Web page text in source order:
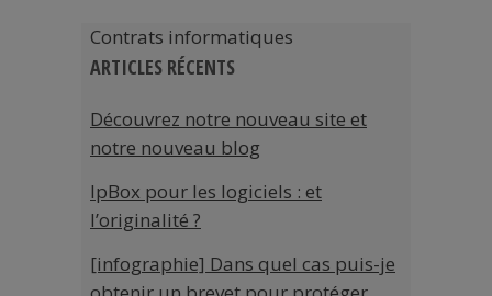
Contrats informatiques
ARTICLES RÉCENTS
Découvrez notre nouveau site et
notre nouveau blog
IpBox pour les logiciels : et
l’originalité ?
[infographie] Dans quel cas puis-je